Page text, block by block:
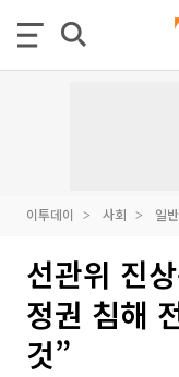
이투데이 사회 일반
선관위 진
정권 침해
것”